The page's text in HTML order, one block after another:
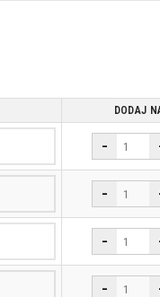
DODAJ
−
−
−
−